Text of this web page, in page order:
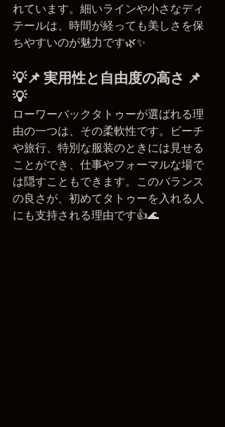
れています。細いラインや小さなディ
テールは、時間が経っても美しさを保
ちやすいのが魅力です🌿✨
💡📌 実用性と自由度の高さ 📌
💡
ローワーバックタトゥーが選ばれる理
由の一つは、その柔軟性です。ビーチ
や旅行、特別な服装のときには見せる
ことができ、仕事やフォーマルな場で
は隠すこともできます。このバランス
の良さが、初めてタトゥーを入れる人
にも支持される理由です👍🌊